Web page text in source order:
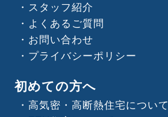
スタッフ紹介
よくあるご質問
お問い合わせ
プライバシーポリシー
初めての方へ
高気密・高断熱住宅について